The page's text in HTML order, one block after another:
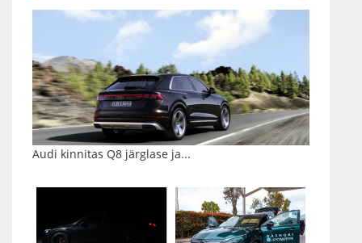
Audi kinnitas Q8 järglase ja...